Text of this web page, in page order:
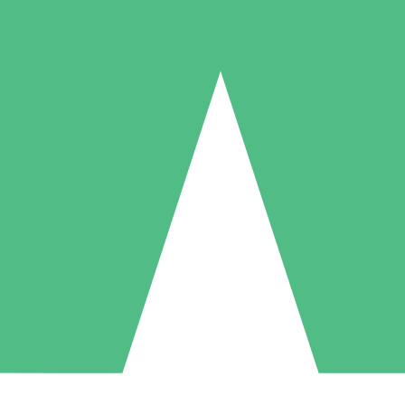
Individuelle Credit-Pakete
nach Bedarf mit Download-Credits. Keine monatliche Verpflichtung